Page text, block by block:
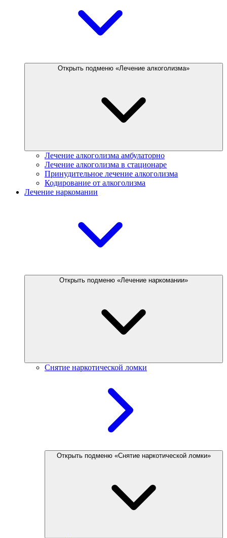
Открыть подменю «Лечение алкоголизма»
Лечение алкоголизма амбулаторно
Лечение алкоголизма в стационаре
Принудительное лечение алкоголизма
Кодирование от алкоголизма
Лечение наркомании
Открыть подменю «Лечение наркомании»
Снятие наркотической ломки
Открыть подменю «Снятие наркотической ломки»